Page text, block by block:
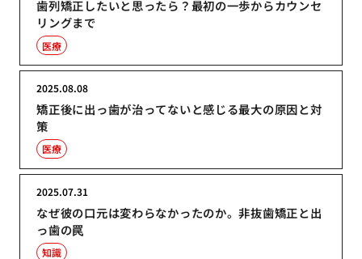
歯列矯正したいと思ったら？最初の一歩からカウンセ
リングまで
医療
矯正後に出っ歯が治ってないと感じる最大の原因と対
策
2025.08.08
医療
なぜ彼の口元は変わらなかったのか。非抜歯矯正と出
っ歯の罠
2025.07.31
知識